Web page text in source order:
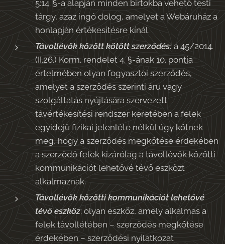
5:14. §-a alapján minden birtokba vehető testi
tárgy, azaz ingó dolog, amelyet a Webáruház a
honlapján értékesítésre kínál.
Távollévők között kötött szerződés: a 45/2014.
(II.26.) Korm. rendelet 4. §-ának 10. pontja
értelmében olyan fogyasztói szerződés,
amelyet a szerződés szerinti áru vagy
szolgáltatás nyújtására szervezett
távértékesítési rendszer keretében a felek
egyidejű fizikai jelenléte nélkül úgy kötnek
meg, hogy a szerződés megkötése érdekében
a szerződő felek kizárólag a távollévők közötti
kommunikációt lehetővé tévő eszközt
alkalmaznak.
Távollévők közötti kommunikációt lehetővé
tévő eszköz: olyan eszköz, amely alkalmas a
felek távollétében – szerződés megkötése
érdekében – szerződési nyilatkozat